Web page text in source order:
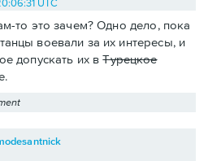
UTC
то это зачем? Одно дело, пока
воевали за их интересы, и
допускать их вТурецкое